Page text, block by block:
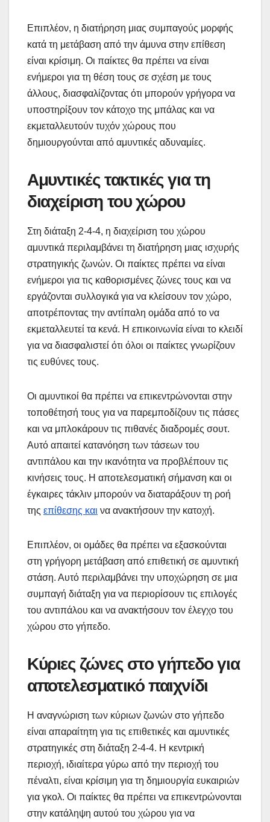
Επιπλέον, η διατήρηση μιας συμπαγούς μορφής
κατά τη μετάβαση από την άμυνα στην επίθεση
είναι κρίσιμη. Οι παίκτες θα πρέπει να είναι
ενήμεροι για τη θέση τους σε σχέση με τους
άλλους, διασφαλίζοντας ότι μπορούν γρήγορα να
υποστηρίξουν τον κάτοχο της μπάλας και να
εκμεταλλευτούν τυχόν χώρους που
δημιουργούνται από αμυντικές αδυναμίες.
Αμυντικές τακτικές για τη
διαχείριση του χώρου
Στη διάταξη 2-4-4, η διαχείριση του χώρου
αμυντικά περιλαμβάνει τη διατήρηση μιας ισχυρής
στρατηγικής ζωνών. Οι παίκτες πρέπει να είναι
ενήμεροι για τις καθορισμένες ζώνες τους και να
εργάζονται συλλογικά για να κλείσουν τον χώρο,
αποτρέποντας την αντίπαλη ομάδα από το να
εκμεταλλευτεί τα κενά. Η επικοινωνία είναι το κλειδί
για να διασφαλιστεί ότι όλοι οι παίκτες γνωρίζουν
τις ευθύνες τους.
Οι αμυντικοί θα πρέπει να επικεντρώνονται στην
τοποθέτησή τους για να παρεμποδίζουν τις πάσες
και να μπλοκάρουν τις πιθανές διαδρομές σουτ.
Αυτό απαιτεί κατανόηση των τάσεων του
αντιπάλου και την ικανότητα να προβλέπουν τις
κινήσεις τους. Η αποτελεσματική σήμανση και οι
έγκαιρες τάκλιν μπορούν να διαταράξουν τη ροή
της επίθεσης και να ανακτήσουν την κατοχή.
Επιπλέον, οι ομάδες θα πρέπει να εξασκούνται
στη γρήγορη μετάβαση από επιθετική σε αμυντική
στάση. Αυτό περιλαμβάνει την υποχώρηση σε μια
συμπαγή διάταξη για να περιορίσουν τις επιλογές
του αντιπάλου και να ανακτήσουν τον έλεγχο του
χώρου στο γήπεδο.
Κύριες ζώνες στο γήπεδο για
αποτελεσματικό παιχνίδι
Η αναγνώριση των κύριων ζωνών στο γήπεδο
είναι απαραίτητη για τις επιθετικές και αμυντικές
στρατηγικές στη διάταξη 2-4-4. Η κεντρική
περιοχή, ιδιαίτερα γύρω από την περιοχή του
πέναλτι, είναι κρίσιμη για τη δημιουργία ευκαιριών
για γκολ. Οι παίκτες θα πρέπει να επικεντρώνονται
στην κατάληψη αυτού του χώρου για να